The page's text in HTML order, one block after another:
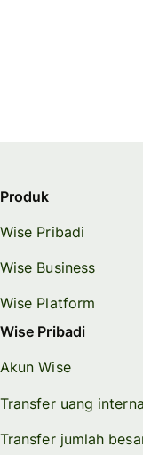
Produk
Wise Pribadi
Wise Business
Wise Platform
Wise Pribadi
Akun Wise
Transfer uang
Transfer jumlah